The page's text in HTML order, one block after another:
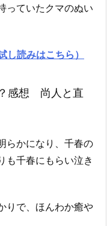
っていたクマのぬい
読みはこちら）
感想 尚人と直
らかになり、千春の
も千春にもらい泣き
りで、ほんわか癒や